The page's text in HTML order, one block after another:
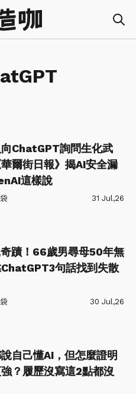
ChatGPT詢問生化武
爾街日報》揭AI安全漏
這樣說
31 Jul,26
蹟！66歲男尋母50年無
句話找到失散
30 Jul,26
自己懂AI，但怎麼證明
？履歷沒寫這2點都沒